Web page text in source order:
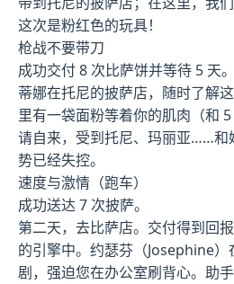
这次是粉红色的玩具！
枪战不要带刀
成功交付 8 次比萨饼并等待 5 天。
蒂娜在托尼的披萨店，随时了解
里有一袋面粉等着你的肌肉（和
请自来，受到托尼、玛丽亚……和
势已经失控。
速度与激情（跑车）
成功送达 7 次披萨。
第二天，去比萨店。交付得到回
的引擎中。约瑟芬（Josephine
剧，强迫您在办公室刷背心。助